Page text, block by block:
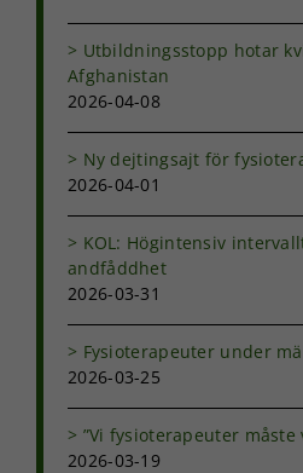
Utbildningsstopp hotar
Afghanistan
2026-04-08
Ny dejtingsajt för
2026-04-01
KOL: Högintensiv
andfåddhet
2026-03-31
Fysioterapeuter under
2026-03-25
”Vi fysioterapeuter måste
2026-03-19